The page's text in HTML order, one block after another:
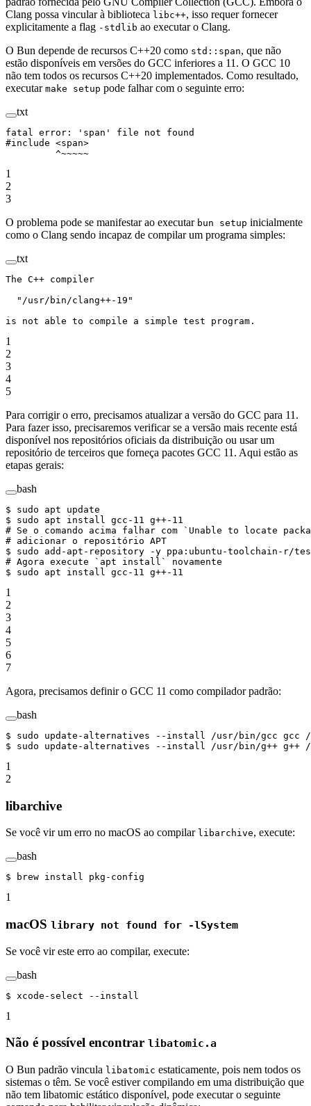
Clang possa vincular à biblioteca libc++, isso requer fornecer
explicitamente a flag -stdlib ao executar o Clang.
O Bun depende de recursos C++20 como std::span, que não
estão disponíveis em versões do GCC inferiores a 11. O GCC 10
não tem todos os recursos C++20 implementados. Como resultado,
executar make setup pode falhar com o seguinte erro:
txt
fatal error: 'span' file not found
#include <span>
         ^~~~~~
1
2
3
O problema pode se manifestar ao executar bun setup inicialmente
como o Clang sendo incapaz de compilar um programa simples:
txt
The C++ compiler
  "/usr/bin/clang++-19"
is not able to compile a simple test program.
1
2
3
4
5
Para corrigir o erro, precisamos atualizar a versão do GCC para 11.
Para fazer isso, precisaremos verificar se a versão mais recente está
disponível nos repositórios oficiais da distribuição ou usar um
repositório de terceiros que forneça pacotes GCC 11. Aqui estão as
etapas gerais:
bash
$ sudo apt update
$ sudo apt install gcc-11
g++-11
# Se o comando acima falhar com `Unable to locate
# adicionar o repositório APT
$ sudo add-apt-repository -y ppa:ubuntu-toolchain-r/
# Agora execute `apt install` novamente
$ sudo apt install gcc-11 g++-11
1
2
3
4
5
6
7
Agora, precisamos definir o GCC 11 como compilador padrão:
bash
$ sudo update-alternatives --install /usr/bin/gcc gcc /
$ sudo update-alternatives --install /usr/bin/g++ g++ /
1
2
libarchive
Se você vir um erro no macOS ao compilar libarchive, execute:
bash
$ brew install pkg-config
1
macOS library not found for -lSystem
Se você vir este erro ao compilar, execute:
bash
$ xcode-select --install
1
Não é possível encontrar libatomic.a
O Bun padrão vincula libatomic estaticamente, pois nem todos os
sistemas o têm. Se você estiver compilando em uma distribuição que
não tem libatomic estático disponível, pode executar o seguinte